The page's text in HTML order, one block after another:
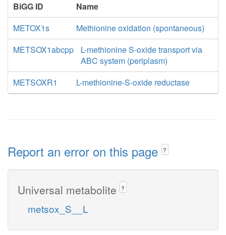
BiGG ID
Name
METOX1s
Methionine oxidation (spontaneous)
METSOX1abcpp
L-methionine S-oxide transport via
ABC system (periplasm)
METSOXR1
L-methionine-S-oxide reductase
Report an error on this page ?
Universal metabolite ?
metsox_S__L